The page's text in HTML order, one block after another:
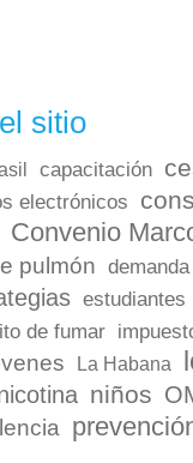
sitio
capacitación
electrónicos
Convenio
pulmón demanda
estudiantes
de fumar
La Habana
niños